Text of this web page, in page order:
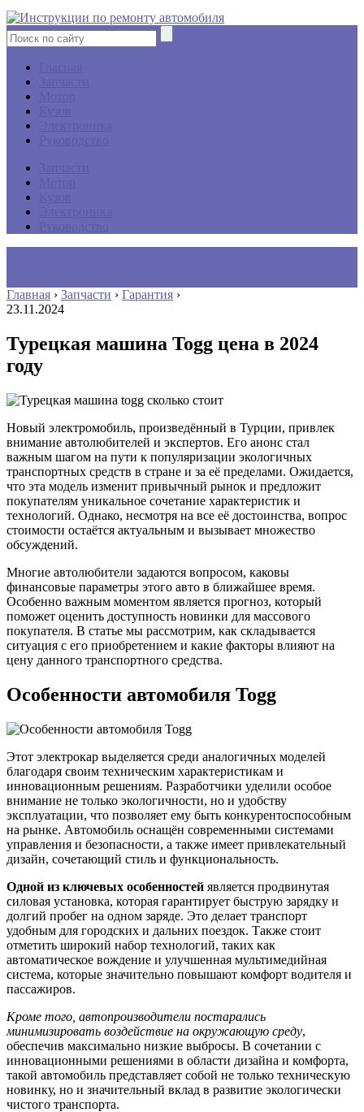
Главная › Запчасти › Гарантия ›
23.11.2024
Турецкая машина Togg цена в 2024
году
Новый электромобиль, произведённый в Турции, привлек
внимание автолюбителей и экспертов. Его анонс стал
важным шагом на пути к популяризации экологичных
транспортных средств в стране и за её пределами. Ожидается,
что эта модель изменит привычный рынок и предложит
покупателям уникальное сочетание характеристик и
технологий. Однако, несмотря на все её достоинства, вопрос
стоимости остаётся актуальным и вызывает множество
обсуждений.
Многие автолюбители задаются вопросом, каковы
финансовые параметры этого авто в ближайшее время.
Особенно важным моментом является прогноз, который
поможет оценить доступность новинки для массового
покупателя. В статье мы рассмотрим, как складывается
ситуация с его приобретением и какие факторы влияют на
цену данного транспортного средства.
Особенности автомобиля Togg
Этот электрокар выделяется среди аналогичных моделей
благодаря своим техническим характеристикам и
инновационным решениям. Разработчики уделили особое
внимание не только экологичности, но и удобству
эксплуатации, что позволяет ему быть конкурентоспособным
на рынке. Автомобиль оснащён современными системами
управления и безопасности, а также имеет привлекательный
дизайн, сочетающий стиль и функциональность.
Одной из ключевых особенностей является продвинутая
силовая установка, которая гарантирует быструю зарядку и
долгий пробег на одном заряде. Это делает транспорт
удобным для городских и дальних поездок. Также стоит
отметить широкий набор технологий, таких как
автоматическое вождение и улучшенная мультимедийная
система, которые значительно повышают комфорт водителя и
пассажиров.
Кроме того, автопроизводители постарались
минимизировать воздействие на окружающую среду,
обеспечив максимально низкие выбросы. В сочетании с
инновационными решениями в области дизайна и комфорта,
такой автомобиль представляет собой не только техническую
новинку, но и значительный вклад в развитие экологически
чистого транспорта.